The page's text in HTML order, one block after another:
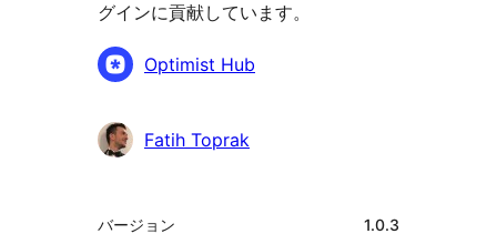
グインに貢献しています。
貢
者
Optimist Hub
Fatih Toprak
メ
バージョン 1.0.3